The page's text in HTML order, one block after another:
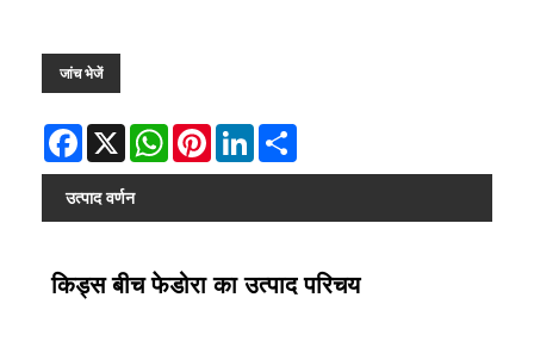
जांच भेजें
Facebook
X WhatsAppPinterestLinkedIn
उत्पाद वर्णन
किड्स बीच फेडोरा का उत्पाद परिचय